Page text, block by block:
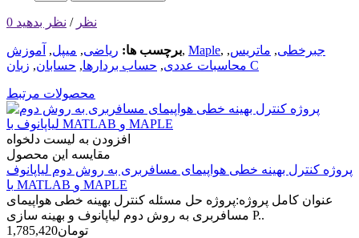
0 نظر / نظر بدهید
برچسب ها: ریاضی, میپل, آموزش , Maple, جبرخطی, ماتریس‌,
محاسبات عددی, حساب بردارها, حسابان, زبان C
محصولات مرتبط
افزودن به لیست دلخواه
مقایسه این محصول
پروژه کنترل بهينه خطی هواپيمای مسافربری به روش دوم لياپانوف
با MATLAB و MAPLE
عنوان کامل پروژه:پروژه حل مسئله کنترل بهينه خطی هواپيمای
مسافربری به روش دوم لياپانوف و بهينه سازی P..
1,785,420تومان